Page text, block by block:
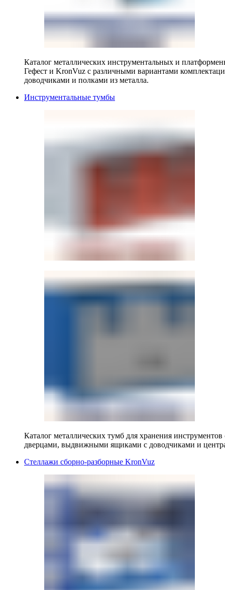
Каталог металлических инструментальных и
Гефест и KronVuz с различными вариантами
доводчиками и полками из металла.
Инструментальные тумбы
Каталог металлических тумб для хранения
дверцами, выдвижными ящиками с доводчиками и
Стеллажи сборно-разборные KronVuz